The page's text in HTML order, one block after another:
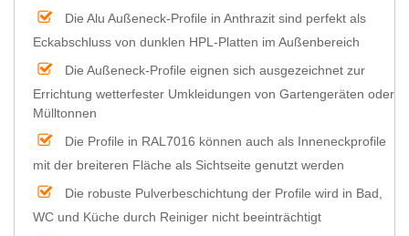
Die Alu Außeneck-Profile in Anthrazit sind perfekt als
Eckabschluss von dunklen HPL-Platten im Außenbereich
Die Außeneck-Profile eignen sich ausgezeichnet zur
Errichtung wetterfester Umkleidungen von Gartengeräten oder
Mülltonnen
Die Profile in RAL7016 können auch als Inneneckprofile
mit der breiteren Fläche als Sichtseite genutzt werden
Die robuste Pulverbeschichtung der Profile wird in Bad,
WC und Küche durch Reiniger nicht beeinträchtigt